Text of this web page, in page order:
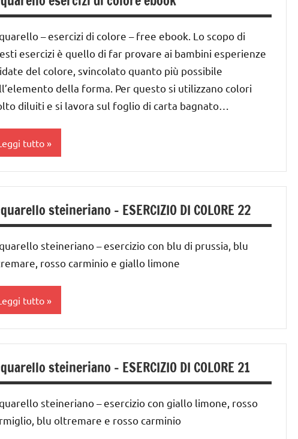
esercizi
MONTESSORI
GLI
PRATICA
GLI
– esercizi di colore – free ebook. Lo scopo di
esercizi è quello di far provare ai bambini esperienze
del colore, svincolato quanto più possibile
della forma. Per questo si utilizzano colori
diluiti e si lavora sul foglio di carta bagnato…
tutto
steineriano – ESERCIZIO DI COLORE 22
steineriano – esercizio con blu di prussia, blu
rosso carminio e giallo limone
tutto
GLI
steineriano – ESERCIZIO DI COLORE 21
steineriano – esercizio con giallo limone, rosso
blu oltremare e rosso carminio